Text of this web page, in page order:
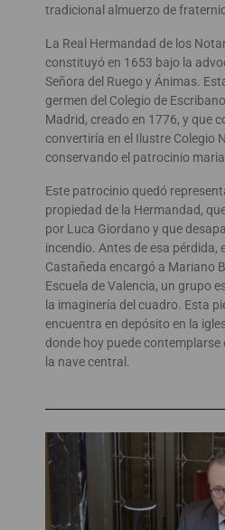
tradicional almuerzo de
La Real Hermandad de los
constituyó en 1653 bajo la
Señora del Ruego y Ánimas.
germen del Colegio de
Madrid, creado en 1776, y que
convertiría en el Ilustre Colegio
conservando el patrocinio
Este patrocinio quedó
propiedad de la Hermandad,
por Luca Giordano y que
incendio. Antes de esa pérdida,
Castañeda encargó a Mariano
Escuela de Valencia, un grupo
la imaginería del cuadro. Esta
encuentra en depósito en la
donde hoy puede contemplarse
la nave central.